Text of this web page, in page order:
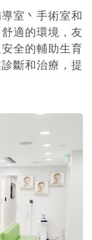
室丶手術室和
適的環境，友
全的輔助生育
斷和治療，提